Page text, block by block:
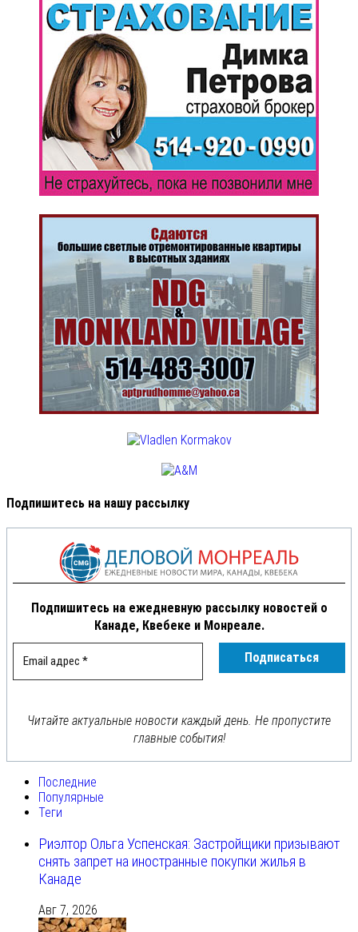
Подпишитесь на нашу рассылку
Подпишитесь на ежедневную рассылку новостей о
Канаде, Квебеке и Монреале.
Читайте актуальные новости каждый день. Не пропустите
главные события!
Последние
Популярные
Теги
Риэлтор Ольга Успенская: Застройщики призывают
снять запрет на иностранные покупки жилья в
Канаде
Авг 7, 2026